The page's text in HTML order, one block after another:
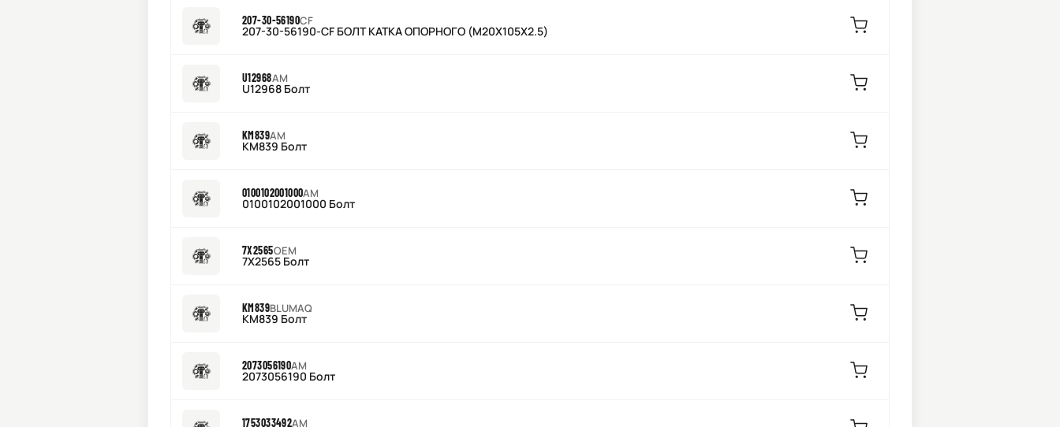
207-30-56190CF
207-30-56190-CF БОЛТ КАТКА ОПОРНОГО (M20X105X2.5)
U12968AM
U12968 Болт
KM839AM
KM839 Болт
0100102001000AM
0100102001000 Болт
7X2565OEM
7X2565 Болт
KM839BLUMAQ
KM839 Болт
2073056190AM
2073056190 Болт
1753033492AM